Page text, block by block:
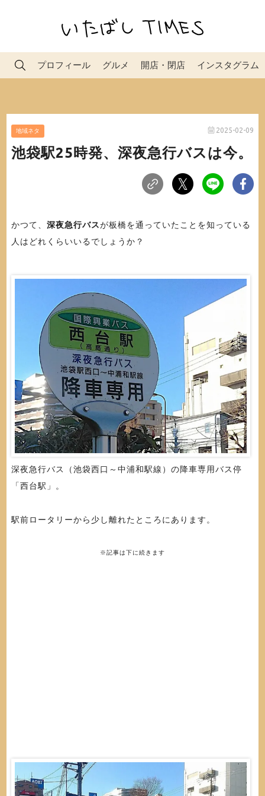
プロフィール グルメ 開店・閉店 インスタグラム
地域ネタ 2025-02-09
池袋駅25時発、深夜急行バスは今。
かつて、 深夜急行バスが板橋を通っていたことを知っている
人はどれくらいいるでしょうか？
深夜急行バス（池袋西口～中浦和駅線）の降車専用バス停
「西台駅」。
駅前ロータリーから少し離れたところにあります。
※記事は下に続きます